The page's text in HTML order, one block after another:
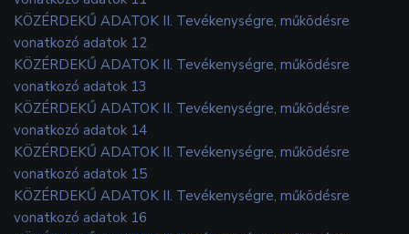
KÖZÉRDEKŰ ADATOK II. Tevékenységre, működésre
vonatkozó adatok 12
KÖZÉRDEKŰ ADATOK II. Tevékenységre, működésre
vonatkozó adatok 13
KÖZÉRDEKŰ ADATOK II. Tevékenységre, működésre
vonatkozó adatok 14
KÖZÉRDEKŰ ADATOK II. Tevékenységre, működésre
vonatkozó adatok 15
KÖZÉRDEKŰ ADATOK II. Tevékenységre, működésre
vonatkozó adatok 16